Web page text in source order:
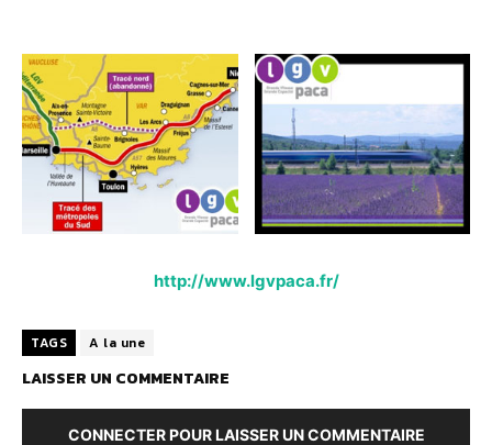
http://www.lgvpaca.fr/
TAGS A la une
LAISSER UN COMMENTAIRE
CONNECTER POUR LAISSER UN COMMENTAIRE